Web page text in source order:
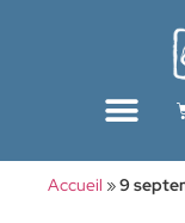
Accueil »9